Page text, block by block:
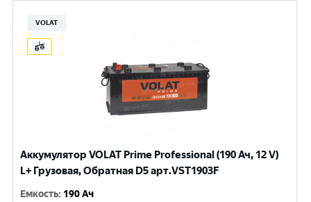
VOLAT
Аккумулятор VOLAT Prime Professional (190 Ач, 12 V)
L+ Грузовая, Обратная D5 арт.VST1903F
Емкость: 190 Ач